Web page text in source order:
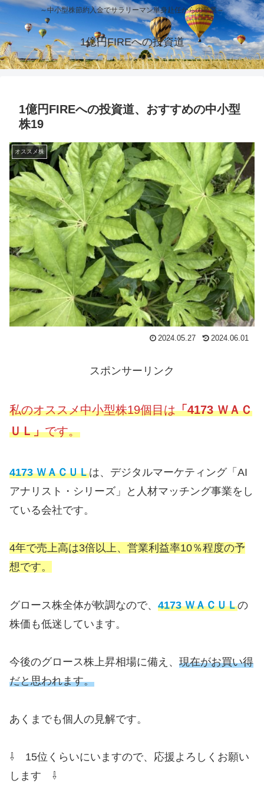
～中小型株節約入金でサラリーマン単身赴任からの卒業～
1億円FIREへの投資道
1億円FIREへの投資道、おすすめの中小型
株19
オススメ株
2024.05.27 2024.06.01
スポンサーリンク
私のオススメ中小型株19個目は「4173 ＷＡＣ
ＵＬ」です。
4173 ＷＡＣＵＬは、デジタルマーケティング「AI
アナリスト・シリーズ」と人材マッチング事業をし
ている会社です。
4年で売上高は3倍以上、営業利益率10％程度の予
想です。
グロース株全体が軟調なので、 4173 ＷＡＣＵＬの
株価も低迷しています。
今後のグロース株上昇相場に備え、 現在がお買い得
だと思われます。
あくまでも個人の見解です。
⇩ 15位くらいにいますので、応援よろしくお願い
します ⇩